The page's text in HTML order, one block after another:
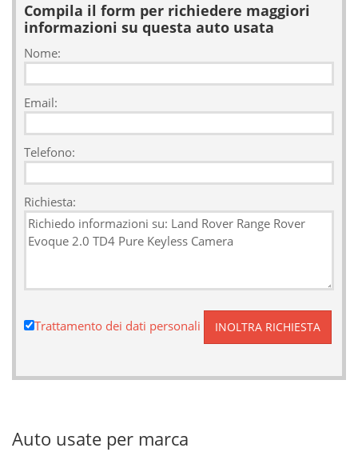
Compila il form per richiedere maggiori
informazioni su questa auto usata
Nome:
Email:
Telefono:
Richiesta:
Trattamento dei dati personali
Auto usate per marca